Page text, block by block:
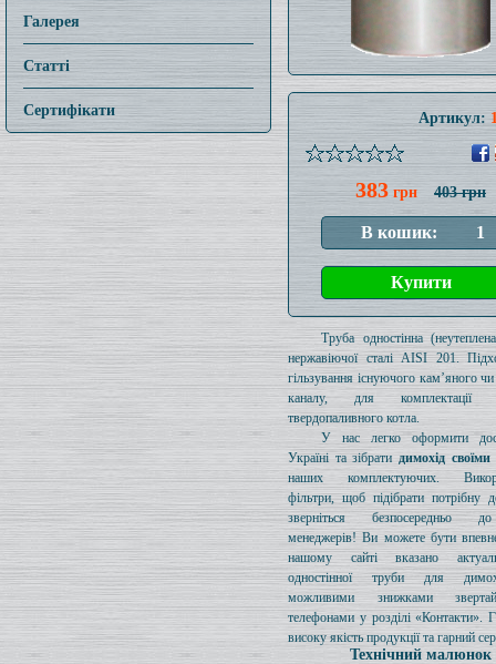
Галерея
Статті
Сертифікати Артикул:
383 грн 403 грн
Труба одностінна
нержавіючої сталі AISI 201.
гільзування існуючого кам’яного
каналу, для комплектації
твердопаливного котла.
У нас легко оформити
Україні та зібрати димохід
наших комплектуючих.
фільтри, щоб підібрати потрібну
зверніться безпосередньо
менеджерів! Ви можете бути
нашому сайті вказано
одностінної труби для
можливими знижками
телефонами у розділі «Контакти».
високу якість продукції та гарний
Технічний малюнок